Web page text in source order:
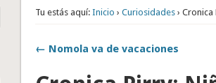
Tu estás aquí: Inicio ›Curiosidades ›
← Nomola va de vacaciones